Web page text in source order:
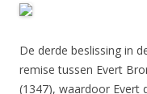
De derde beslissing in
remise tussen Evert
(1347), waardoor Evert